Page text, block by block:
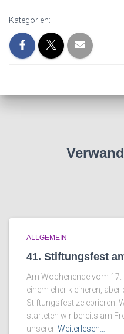
Kategorien:
ALLGEMEIN
41. Stiftungsfest
Am Wochenende vom
einem eher kleineren,
Stiftungsfest zelebrieren.
starteten wir bereits am
unserer Weiterlesen…